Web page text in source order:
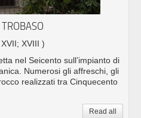
XVIII )
nel Seicento sull’impianto di
Numerosi gli affreschi, gli
realizzati tra Cinquecento
Read all